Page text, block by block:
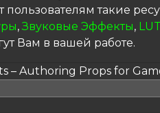
такие
,Звуковые Эффекты,
Вам в вашей работе.
– Authoring Props for